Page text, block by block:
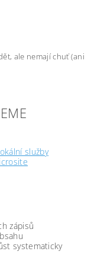
ale nemají chuť (ani
služby
zápisů
systematicky